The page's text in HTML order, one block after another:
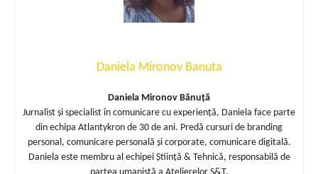
Daniela Mironov Banuta
Daniela Mironov Bănuță
Jurnalist și specialist în comunicare cu experiență, Daniela face parte
din echipa Atlantykron de 30 de ani. Predă cursuri de branding
personal, comunicare personală și corporate, comunicare digitală.
Daniela este membru al echipei Știință & Tehnică, responsabilă de